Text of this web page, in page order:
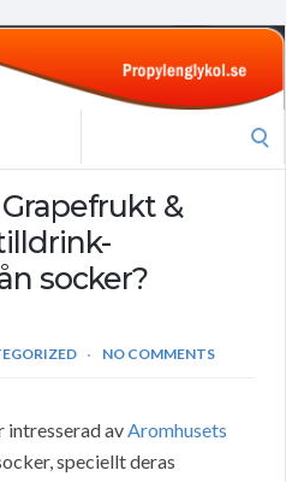
&
socker?
NO COMMENTS
intresserad avAromhusets
speciellt deras